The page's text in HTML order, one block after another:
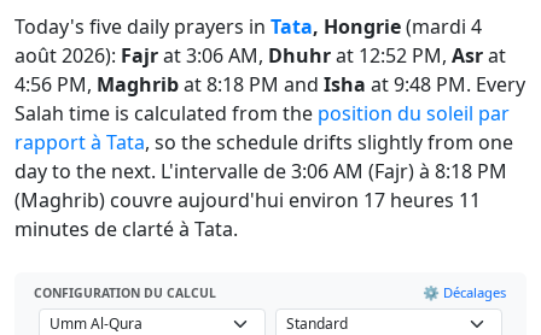
Today's five daily prayers in Tata, Hongrie(mardi 4
août 2026): Fajrat 3:06 AM, Dhuhrat 12:52 PM, Asrat
4:56 PM, Maghribat 8:18 PM and Isha at 9:48 PM. Every
Salah time is calculated from the position du soleil par
rapport à Tata, so the schedule drifts slightly from one
day to the next. L'intervalle de 3:06 AM (Fajr) à 8:18 PM
(Maghrib) couvre aujourd'hui environ 17 heures 11
minutes de clarté à Tata.
CONFIGURATION DU CALCUL ⚙️ Décalages